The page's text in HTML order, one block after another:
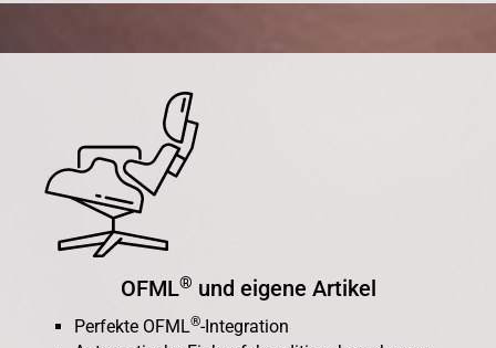
OFML® und eigene Artikel
Perfekte OFML®-Integration